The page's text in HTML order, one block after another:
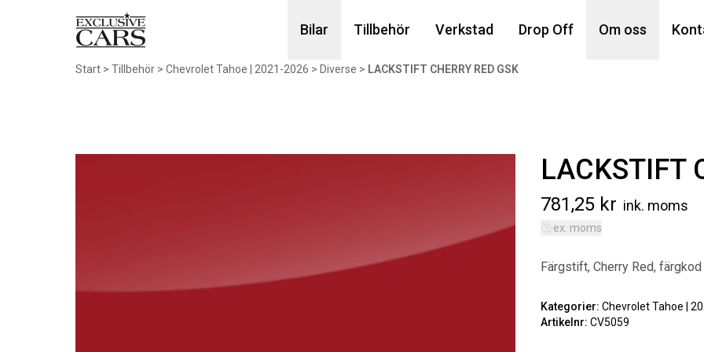
Bilar Tillbehör Verkstad Drop Off Om oss Din
Start > Tillbehör > Chevrolet Tahoe | 2021-2026 > Diverse > LACKSTIFT CHERRY RED GSK
LACKSTIFT
781,25 kr ink. moms
ex. moms
Färgstift, Cherry Red, färgkod
Kategorier: Chevrolet Tahoe |
Artikelnr: CV5059